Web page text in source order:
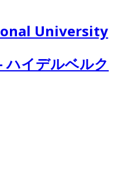
University
ハイデルベルク